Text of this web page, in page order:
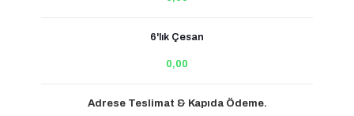
6'lık Çesan
0,00
Adrese Teslimat & Kapıda Ödeme.